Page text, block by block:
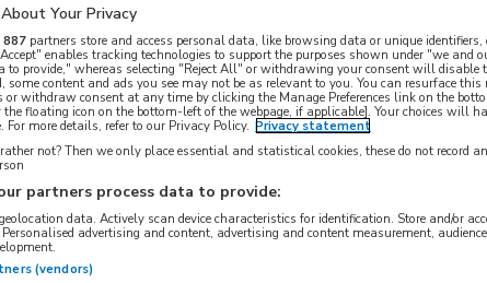
BRANCHE
Onbekend Vaste
Your Privacy
887 partners store and access personal data, like browsing data or unique identifiers,
enables tracking technologies to support the purposes shown under "we and
to provide," whereas selecting "Reject All" or withdrawing your consent will disable
some content and ads you see may not be as relevant to you. You can resurface this
or withdraw consent at any time by clicking the Manage Preferences link on the
the floating icon on the bottom-left of the webpage, if applicable]. Your choices will
For more details, refer to our Privacy Policy. Privacy statement
not? Then we only place essential and statistical cookies, these do not record
partners process data to provide:
geolocation data. Actively scan device characteristics for identification. Store and/or
Personalised advertising and content, advertising and content measurement,
(vendors)